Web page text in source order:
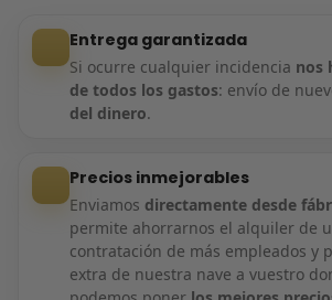
Entrega garantizada
Si ocurre cualquier incidencia nos
de todos los gastos: envío de
del dinero.
Precios inmejorables
Enviamos directamente desde
permite ahorrarnos el alquiler de
contratación de más empleados y
extra de nuestra nave a vuestro